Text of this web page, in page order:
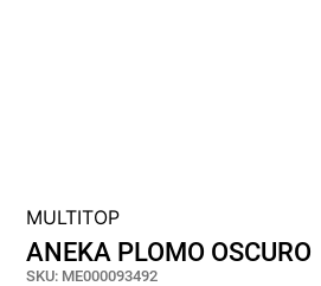
MULTITOP
ANEKA PLOMO OSCURO
SKU: ME000093492